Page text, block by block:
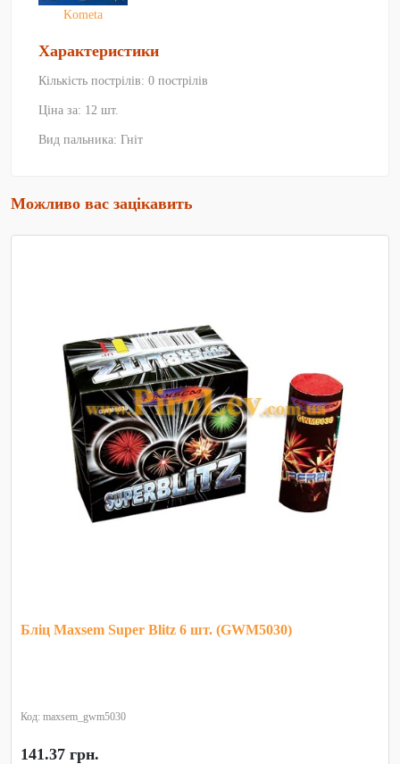
Kometa
Характеристики
Кількість пострілів: 0 пострілів
Ціна за: 12 шт.
Вид пальника: Гніт
Можливо вас зацікавить
Бліц Maxsem Super Blitz 6 шт. (GWM5030)
Код: maxsem_gwm5030
141.37 грн.